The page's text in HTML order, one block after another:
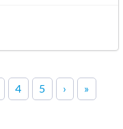
4 5 › »